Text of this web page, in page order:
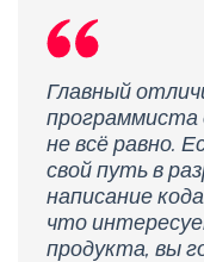
Главный
не всё равно.
свой путь в
написание
что
продукта, вы